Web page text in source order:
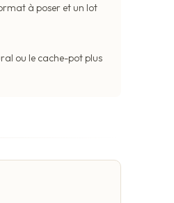
à poser et un lot
ou le cache-pot plus